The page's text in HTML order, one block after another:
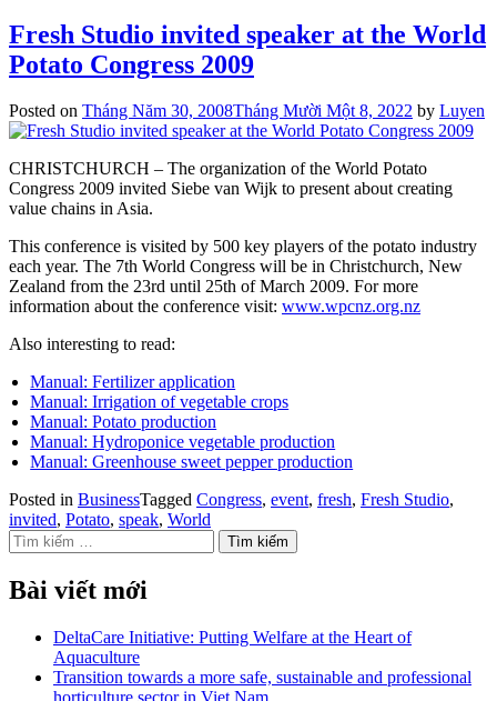
Fresh Studio invited speaker at the World
Potato Congress 2009
Posted on Tháng Năm 30, 2008Tháng Mười Một 8, 2022 by Luyen
CHRISTCHURCH – The organization of the World Potato
Congress 2009 invited Siebe van Wijk to present about creating
value chains in Asia.
This conference is visited by 500 key players of the potato industry
each year. The 7th World Congress will be in Christchurch, New
Zealand from the 23rd until 25th of March 2009. For more
information about the conference visit: www.wpcnz.org.nz
Also interesting to read:
Manual: Fertilizer application
Manual: Irrigation of vegetable crops
Manual: Potato production
Manual: Hydroponice vegetable production
Manual: Greenhouse sweet pepper production
Posted in BusinessTagged Congress, event, fresh, Fresh Studio,
invited, Potato, speak, World
Bài viết mới
DeltaCare Initiative: Putting Welfare at the Heart of
Aquaculture
Transition towards a more safe, sustainable and professional